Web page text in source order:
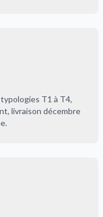
T1 à T4,
livraison décembre